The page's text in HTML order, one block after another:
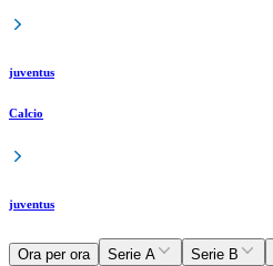
juventus
Calcio
juventus
Ora per ora Serie A Serie B